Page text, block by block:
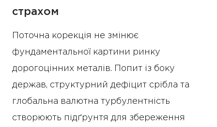
страхом
Поточна корекція не змінює
фундаментальної картини ринку
дорогоцінних металів. Попит із боку
держав, структурний дефіцит срібла та
глобальна валютна турбулентність
створюють підґрунтя для збереження